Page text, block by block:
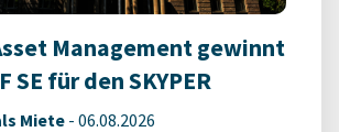
Management gewinnt
SE für den SKYPER
Miete - 06.08.2026